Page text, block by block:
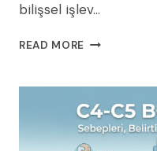
bilişsel işlev…
READ MORE FIBROMIYALJI
VE
TEDAVISI